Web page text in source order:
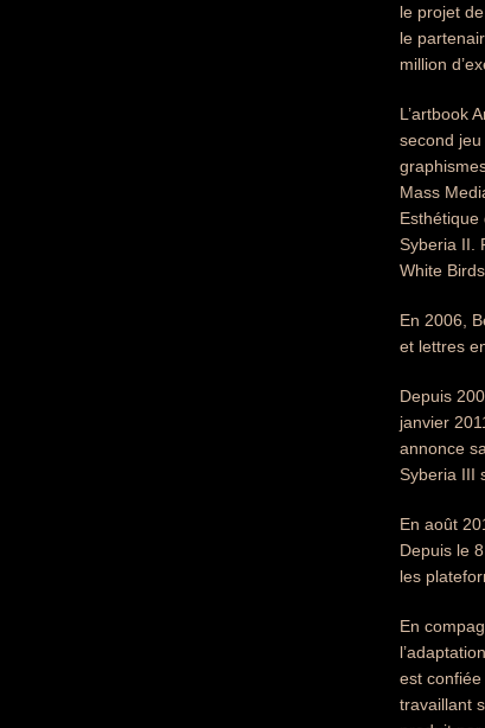
le projet
le
million
L’artbook
second
Mass
Esthétique
Syberia II.
White
En 2006,
et lettres
Depuis
janvier
annonce
Syberia III
En août
Depuis le
les
En
est
travaillant